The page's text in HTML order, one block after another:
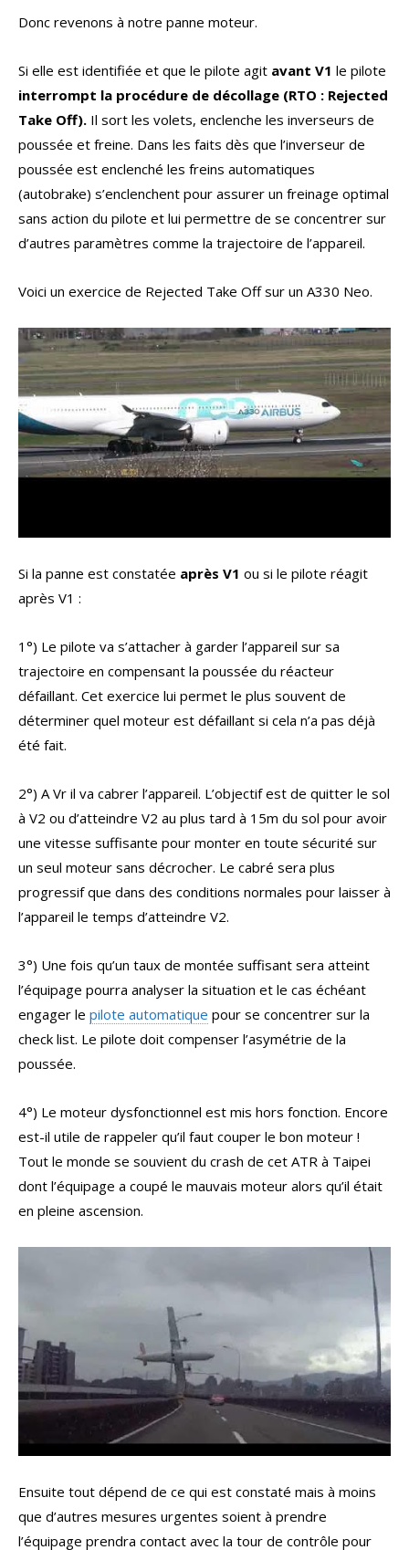
Donc revenons à notre panne moteur.
Si elle est identifiée et que le pilote agit avant V1 le pilote
interrompt la procédure de décollage (RTO : Rejected
Take Off). Il sort les volets, enclenche les inverseurs de
poussée et freine. Dans les faits dès que l’inverseur de
poussée est enclenché les freins automatiques
(autobrake) s’enclenchent pour assurer un freinage optimal
sans action du pilote et lui permettre de se concentrer sur
d’autres paramètres comme la trajectoire de l’appareil.
Voici un exercice de Rejected Take Off sur un A330 Neo.
Si la panne est constatée après V1 ou si le pilote réagit
après V1 :
1°) Le pilote va s’attacher à garder l’appareil sur sa
trajectoire en compensant la poussée du réacteur
défaillant. Cet exercice lui permet le plus souvent de
déterminer quel moteur est défaillant si cela n’a pas déjà
été fait.
2°) A Vr il va cabrer l’appareil. L’objectif est de quitter le sol
à V2 ou d’atteindre V2 au plus tard à 15m du sol pour avoir
une vitesse suffisante pour monter en toute sécurité sur
un seul moteur sans décrocher. Le cabré sera plus
progressif que dans des conditions normales pour laisser à
l’appareil le temps d’atteindre V2.
3°) Une fois qu’un taux de montée suffisant sera atteint
l’équipage pourra analyser la situation et le cas échéant
engager le pilote automatique pour se concentrer sur la
check list. Le pilote doit compenser l’asymétrie de la
poussée.
4°) Le moteur dysfonctionnel est mis hors fonction. Encore
est-il utile de rappeler qu’il faut couper le bon moteur !
Tout le monde se souvient du crash de cet ATR à Taipei
dont l’équipage a coupé le mauvais moteur alors qu’il était
en pleine ascension.
Ensuite tout dépend de ce qui est constaté mais à moins
que d’autres mesures urgentes soient à prendre
l’équipage prendra contact avec la tour de contrôle pour